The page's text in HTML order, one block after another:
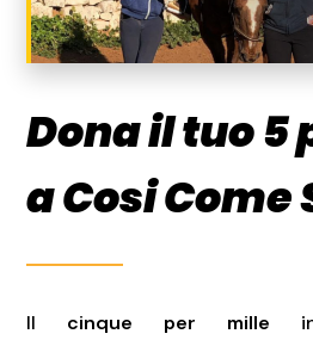
Dona il tuo 5
a Cosi Come
Il cinque per mille